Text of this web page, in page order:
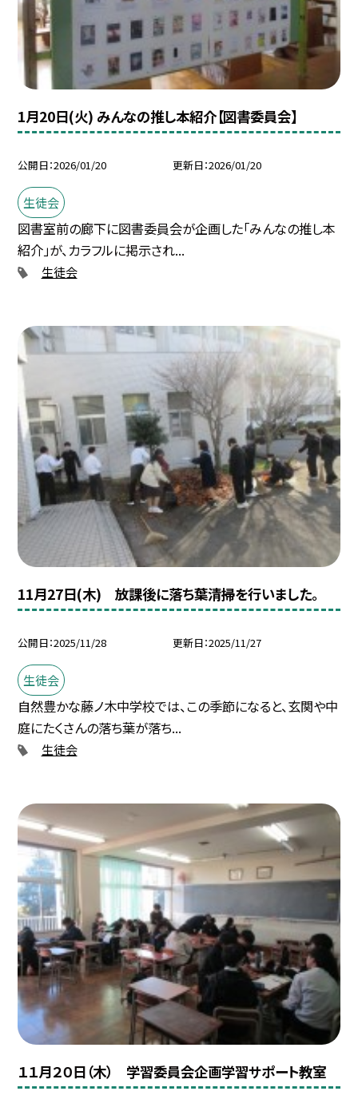
1月20日(火) みんなの推し本紹介【図書委員会】
公開日 2026/01/20 更新日 2026/01/20
生徒会
図書室前の廊下に図書委員会が企画した「みんなの推し本
紹介」が、カラフルに掲示され...
生徒会
11月27日(木) 放課後に落ち葉清掃を行いました。
公開日 2025/11/28 更新日 2025/11/27
生徒会
自然豊かな藤ノ木中学校では、この季節になると、玄関や中
庭にたくさんの落ち葉が落ち...
生徒会
１１月２０日（木） 学習委員会企画学習サポート教室